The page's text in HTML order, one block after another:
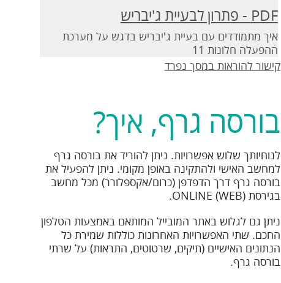
PDF - פתרון לבעיית ג'יבריש
איך מתמודדים עם בעיית ג'יבריש בדגש על מערכת
ההפעלה חלונות 11
קישור להוראות במסך נפרד
בורסה גרף, איך?
לנוחיותך שלוש אפשרויות. ניתן להוריד את בורסה גרף
למחשב האישי ולהתקינה באופן מקומי. ניתן להפעיל את
בורסה גרף דרך הדפדפן (כרום/אקספלורר) מכל מחשב
בגירסת ONLINE (WEB).
ניתן גם לגלוש באתר המובייל המותאם באמצעות הטלפון
החכם. שתי האפשרויות האחרונות כוללות שמירת כל
הנתונים האישיים (תיקים, שרטוטים, התראות) על שרתי
בורסה גרף.